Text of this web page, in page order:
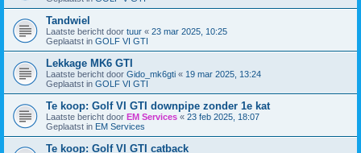
Tandwiel
Laatste bericht door tuur « 23 mar 2025, 10:25
Geplaatst in GOLF VI GTI
Lekkage MK6 GTI
Laatste bericht door Gido_mk6gti « 19 mar 2025, 13:24
Geplaatst in GOLF VI GTI
Te koop: Golf VI GTI downpipe zonder 1e kat
Laatste bericht door EM Services « 23 feb 2025, 18:07
Geplaatst in EM Services
Te koop: Golf VI GTI catback